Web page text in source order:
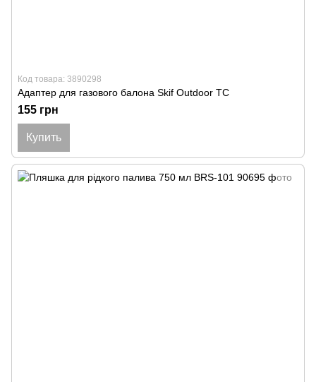
Код товара: 3890298
Адаптер для газового балона Skif Outdoor TC
155 грн
Купить